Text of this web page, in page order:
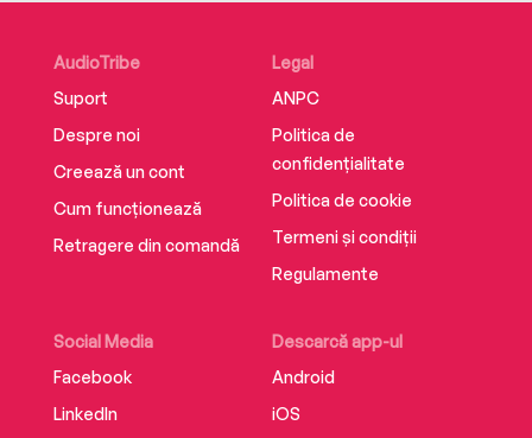
AudioTribe
Suport
Despre noi
Creează un cont
Cum funcționează
Retragere din comandă
Social Media
Facebook
LinkedIn
Descarcă app-ul
Android
iOS
Legal
ANPC
Politica de
confidențialitate
Politica de cookie
Termeni și condiții
Regulamente